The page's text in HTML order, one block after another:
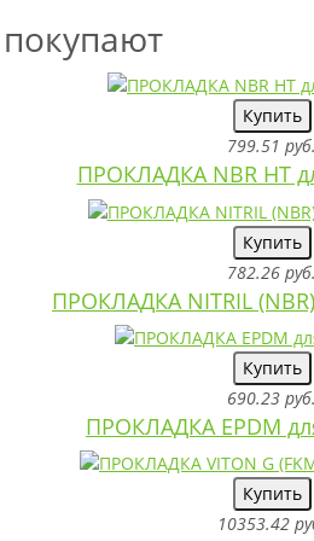
Купить
799.51 руб.
ПРОКЛАДКА NBR HT
Купить
782.26 руб.
ПРОКЛАДКА NITRIL
Купить
690.23 руб.
ПРОКЛАДКА EPDM
Купить
10353.42